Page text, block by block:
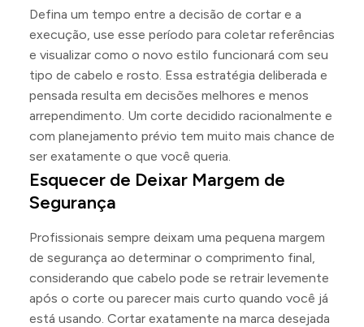
Defina um tempo entre a decisão de cortar e a
execução, use esse período para coletar referências
e visualizar como o novo estilo funcionará com seu
tipo de cabelo e rosto. Essa estratégia deliberada e
pensada resulta em decisões melhores e menos
arrependimento. Um corte decidido racionalmente e
com planejamento prévio tem muito mais chance de
ser exatamente o que você queria.
Esquecer de Deixar Margem de
Segurança
Profissionais sempre deixam uma pequena margem
de segurança ao determinar o comprimento final,
considerando que cabelo pode se retrair levemente
após o corte ou parecer mais curto quando você já
está usando. Cortar exatamente na marca desejada